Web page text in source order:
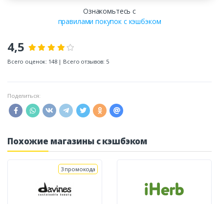
Ознакомьтесь с
правилами покупок с кэшбэком
4,5
Всего оценок: 148 | Всего отзывов: 5
Поделиться:
Похожие магазины с кэшбэком
3 промокода